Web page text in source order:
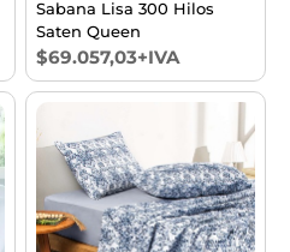
Sabana Lisa 300 Hilos
Saten Queen
$69.057,03+IVA